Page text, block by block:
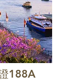
188A